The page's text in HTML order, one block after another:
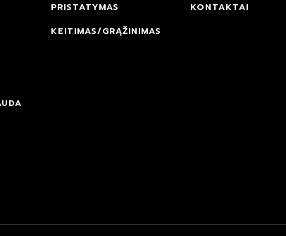
PRISTATYMAS
KEITIMAS/GRĄŽINIMAS
KONTAKTAI